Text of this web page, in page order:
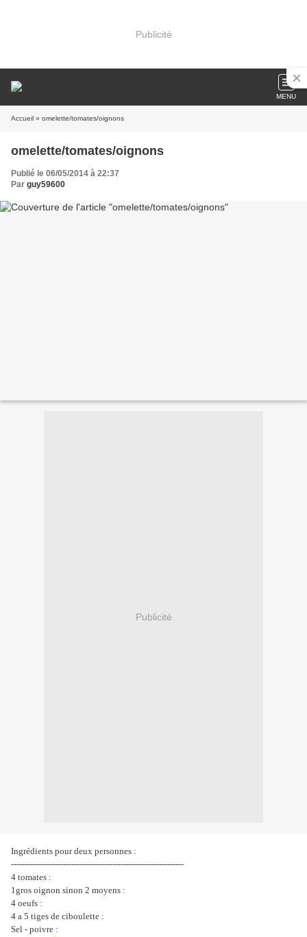
Publicité
MENU
Accueil » omelette/tomates/oignons
omelette/tomates/oignons
Publié le 06/05/2014 à 22:37
Par guy59600
Publicité
Ingrédients pour deux personnes :
---------------------------------------------------------------
4 tomates :
1gros oignon sinon 2 moyens :
4 oeufs :
4 a 5 tiges de ciboulette :
Sel - poivre :